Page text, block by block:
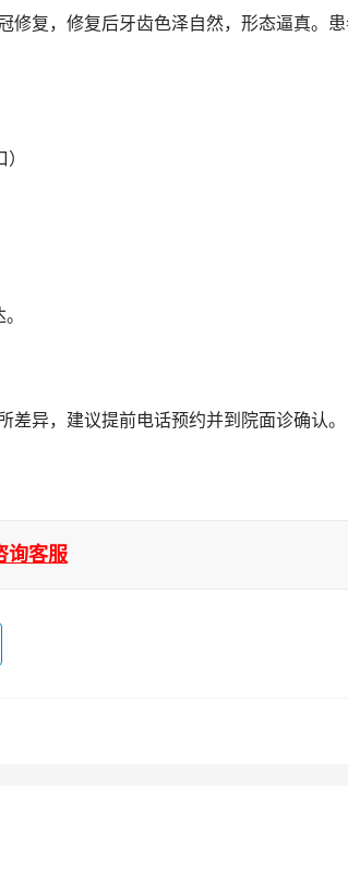
异，建议提前电话预约并到院面诊确认。
询客服